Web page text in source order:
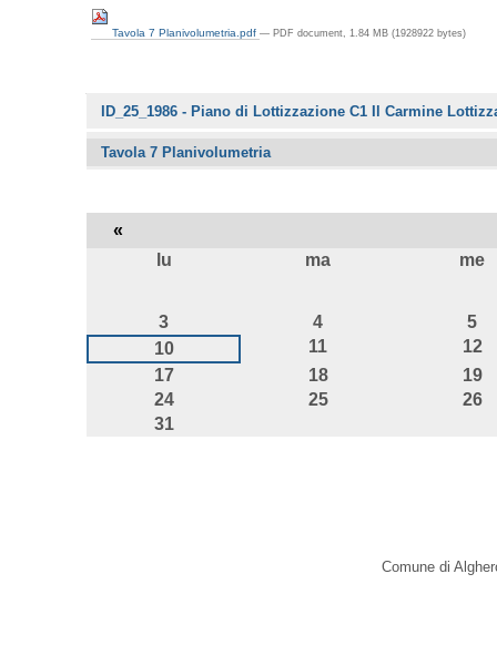
Tavola 7 Planivolumetria.pdf — PDF document, 1.84 MB (1928922 bytes)
Navigazione
ID_25_1986 - Piano di Lottizzazione C1 Il Carmine
Tavola 7 Planivolumetria
«
lu ma me
3 4
5
10
11
12
17
18
19
24
25
26
31
Comune di